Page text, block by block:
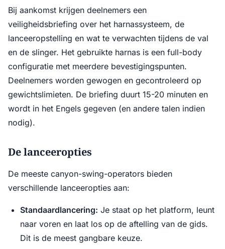
Bij aankomst krijgen deelnemers een
veiligheidsbriefing over het harnassysteem, de
lanceeropstelling en wat te verwachten tijdens de val
en de slinger. Het gebruikte harnas is een full-body
configuratie met meerdere bevestigingspunten.
Deelnemers worden gewogen en gecontroleerd op
gewichtslimieten. De briefing duurt 15-20 minuten en
wordt in het Engels gegeven (en andere talen indien
nodig).
De lanceeropties
De meeste canyon-swing-operators bieden
verschillende lanceeropties aan:
Standaardlancering: Je staat op het platform, leunt
naar voren en laat los op de aftelling van de gids.
Dit is de meest gangbare keuze.